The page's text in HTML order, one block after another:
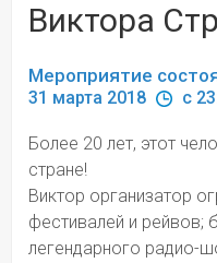
Виктора
Мероприятие
31 марта 2018 c
Более 20 лет, этот
стране!
Виктор организатор
фестивалей и рейвов;
легендарного радио-